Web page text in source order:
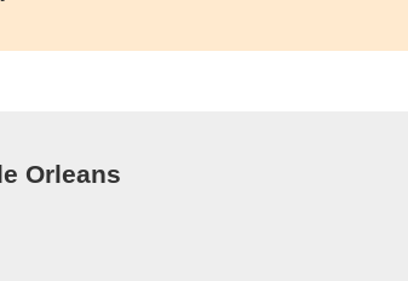
Orleans